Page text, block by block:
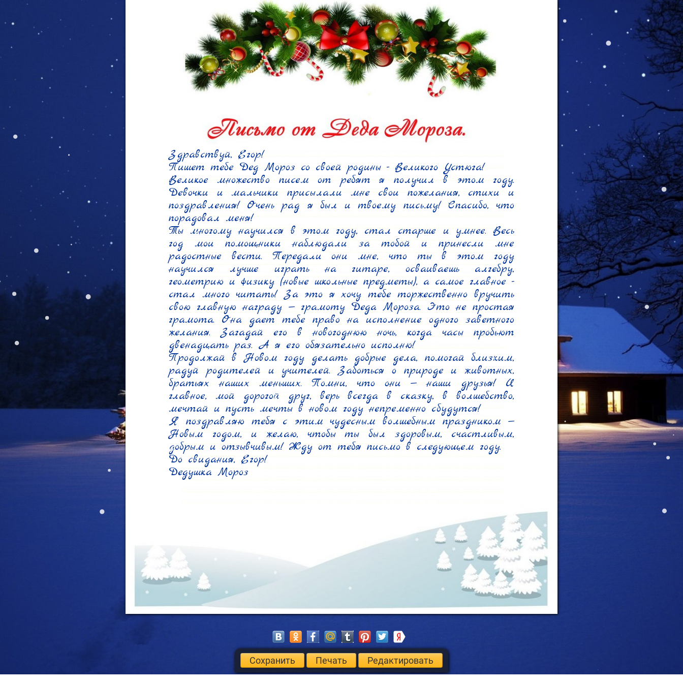
Здравствуй, Егор!
Пишет тебе Дед Мороз со своей родины - Великого Устюга!
Великое множество писем от ребят я получил в этом году.
Девочки и мальчики присылали мне свои пожелания, стихи и
поздравления! Очень рад я был и твоему письму! Спасибо, что
порадовал меня!
Ты многому научился в этом году, стал старше и умнее. Весь
год мои помощники наблюдали за тобой и принесли мне
радостные вести. Передали они мне, что ты в этом году
научился лучше играть на гитаре, осваиваешь алгебру,
геометрию и физику (новые школьные предметы), а самое главное -
стал много читать! За это я хочу тебе торжественно вручить
свою главную награду — грамоту Деда Мороза. Это не простая
грамота. Она дает тебе право на исполнение одного заветного
желания. Загадай его в новогоднюю ночь, когда часы пробьют
двенадцать раз. А я его обязательно исполню!
Продолжай в Новом году делать добрые дела, помогай близким,
радуй родителей и учителей. Заботься о природе и животных,
братьях наших меньших. Помни, что они — наши друзья! И
главное, мой дорогой друг, верь всегда в сказку, в волшебство,
мечтай и пусть мечты в новом году непременно сбудутся!
Я поздравляю тебя с этим чудесным волшебным праздником —
Новым годом, и желаю, чтобы ты был здоровым, счастливым,
добрым и отзывчивым! Жду от тебя письмо в следующем году.
До свидания, Егор!
Дедушка Мороз
Сохранить Печать Редактировать